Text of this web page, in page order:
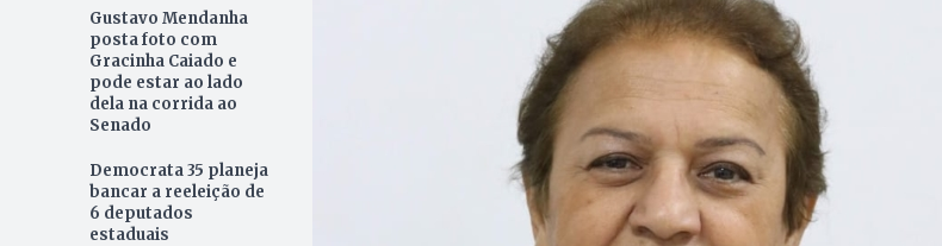
Gustavo Mendanha
posta foto com
Gracinha Caiado e
pode estar ao lado
dela na corrida ao
Senado
Democrata 35 planeja
bancar a reeleição de
6 deputados
estaduais